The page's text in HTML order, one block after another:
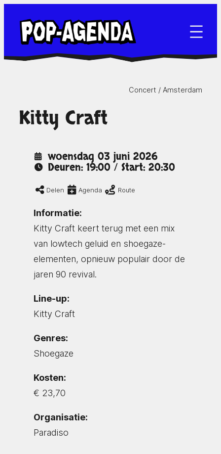
naar
inhoud
Concert / Amsterdam
Kitty Craft
woensdag 03 juni 2026
Deuren: 19:00 / Start: 20:30
Delen Agenda Route
Informatie:
Kitty Craft keert terug met een mix
van lowtech geluid en shoegaze-
elementen, opnieuw populair door de
jaren 90 revival.
Line-up:
Kitty Craft
Genres:
Shoegaze
Kosten:
€ 23,70
Organisatie:
Paradiso